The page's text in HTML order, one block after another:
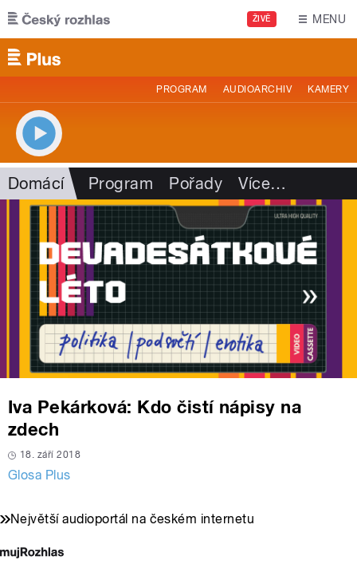
Přejít k hlavnímu obsahu
ŽIVĚ MENU
PROGRAM AUDIOARCHIV KAMERY
Domácí Program Pořady Více…
Iva Pekárková: Kdo čistí nápisy na
zdech
18. září 2018
Glosa Plus
Největší audioportál na českém internetu